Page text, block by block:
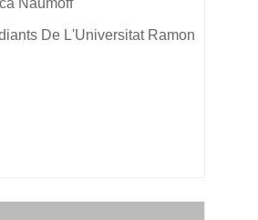
De L'Universitat Ramon